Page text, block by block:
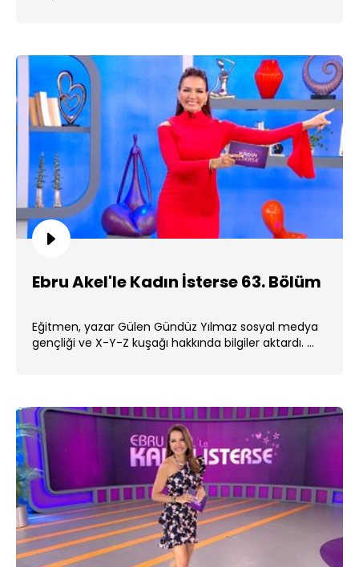
Ebru Akel'le Kadın İsterse 63. Bölüm
Eğitmen, yazar Gülen Gündüz Yılmaz sosyal medya
gençliği ve X-Y-Z kuşağı hakkında bilgiler aktardı. ...